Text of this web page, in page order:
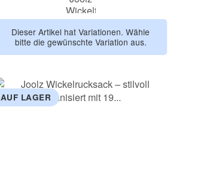
space black
Dieser Artikel hat Variationen. Wähle
bitte die gewünschte Variation aus.
AUF LAGER